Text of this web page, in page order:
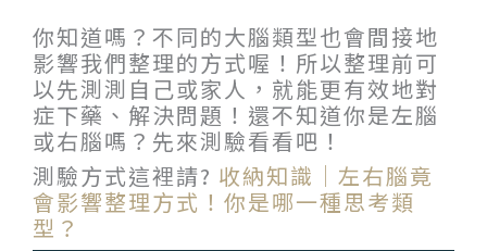
你知道嗎？不同的大腦類型也會間接地
影響我們整理的方式喔！所以整理前可
以先測測自己或家人，就能更有效地對
症下藥、解決問題！還不知道你是左腦
或右腦嗎？先來測驗看看吧！
測驗方式這裡請? 收納知識｜左右腦竟
會影響整理方式！你是哪一種思考類
型？